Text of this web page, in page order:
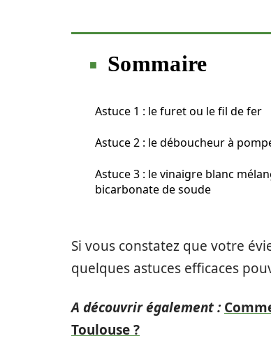
Sommaire
Astuce 1 : le furet ou le fil de fer
Astuce 2 : le déboucheur à
Astuce 3 : le vinaigre blanc
bicarbonate de soude
Si vous constatez que votre
quelques astuces efficaces
A découvrir également :
Toulouse ?